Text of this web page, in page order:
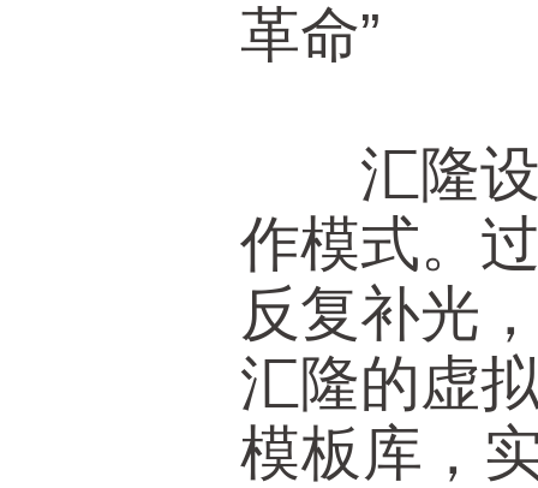
革命”
汇隆设
作模式。
反复补光
汇隆的虚
模板库，